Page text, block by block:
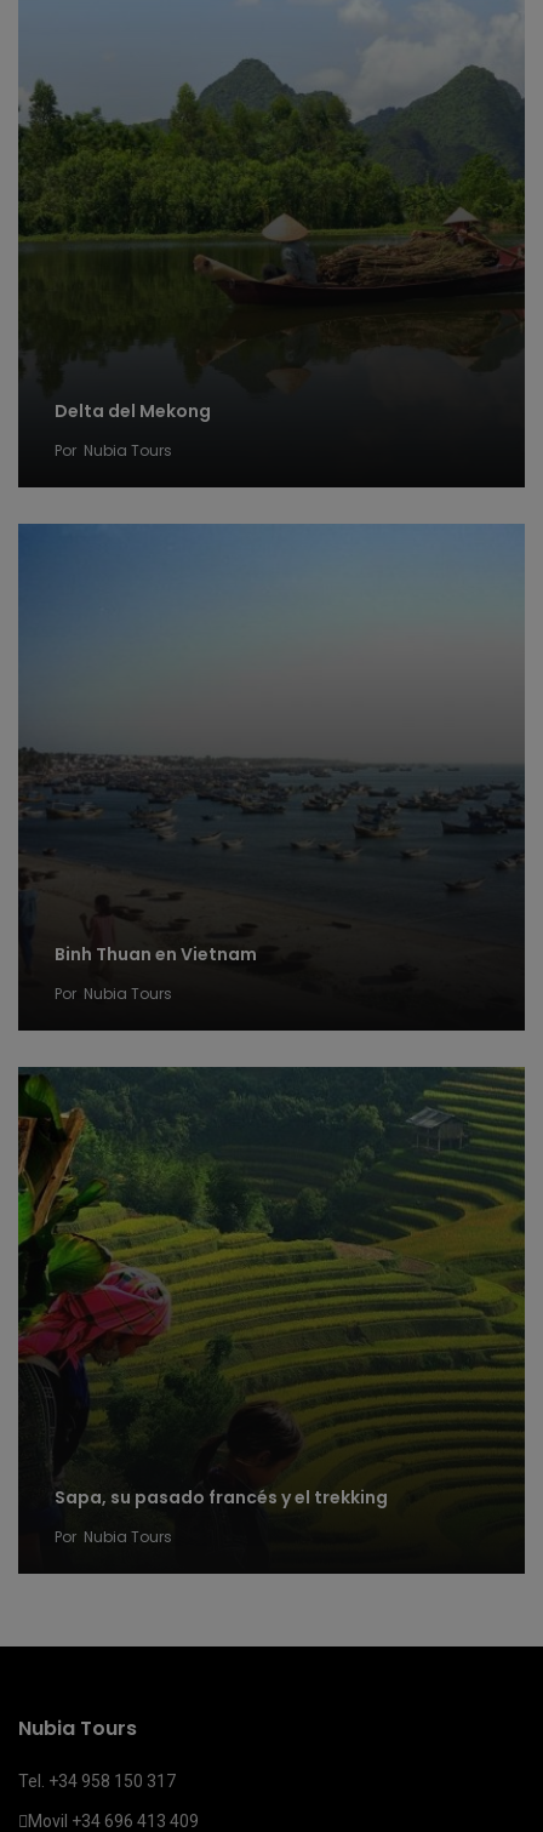
Delta del Mekong
Por Nubia Tours
Binh Thuan en Vietnam
Por Nubia Tours
Sapa, su pasado francés y el trekking
Por Nubia Tours
Nubia Tours
Tel. +34 958 150 317
Movil +34 696 413 409